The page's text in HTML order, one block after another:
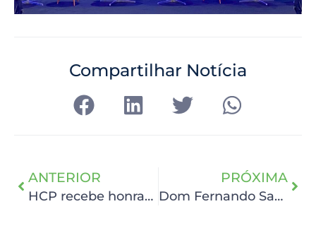
Compartilhar Notícia
ANTERIOR
HCP recebe honraria no II Simpósio Estadual de Cuidados Paliativos
PRÓXIMA
Dom Fernando Saburido celebra missa em homenagem aos 80 anos do HCP e Rede Feminina